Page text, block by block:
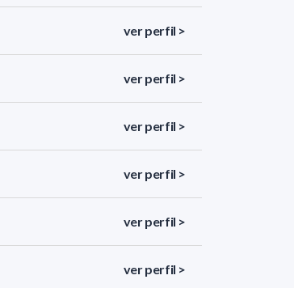
ver perfil >
ver perfil >
ver perfil >
ver perfil >
ver perfil >
ver perfil >